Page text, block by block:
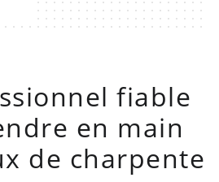
fiable
en main
de charpente